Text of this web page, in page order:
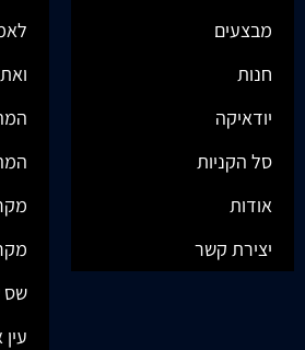
מבצעים
חנות
יודאיקה
סל הקניות
אודות
יצירת קשר
שס